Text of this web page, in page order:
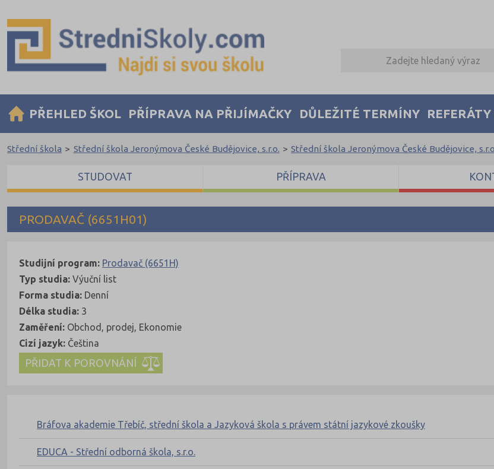
PŘEHLED ŠKOL PŘÍPRAVA NA PŘIJÍMAČKY DŮLEŽITÉ TERMÍNY
PRODAVAČ (6651H01)
Střední škola > Střední škola Jeronýmova České Budějovice, s.r.o. > Střední škola Jeronýmova České Budějovice,
Studijní program: Prodavač (6651H)
Typ studia: Výuční list
Forma studia: Denní
Délka studia: 3
Zaměření: Obchod, prodej, Ekonomie
Cizí jazyk: Čeština
STUDOVAT PŘÍPRAVA
Bráfova akademie Třebíč, střední škola a Jazyková škola s právem státní jazykové zkoušky
EDUCA - Střední odborná škola, s.r.o.